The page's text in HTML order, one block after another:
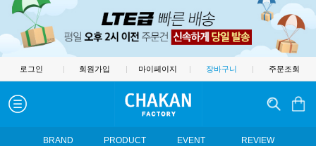
로그인 | 회원가입 | 마이페이지 | 장바구니 | 주문조회
BRAND PRODUCT EVENT REVIEW